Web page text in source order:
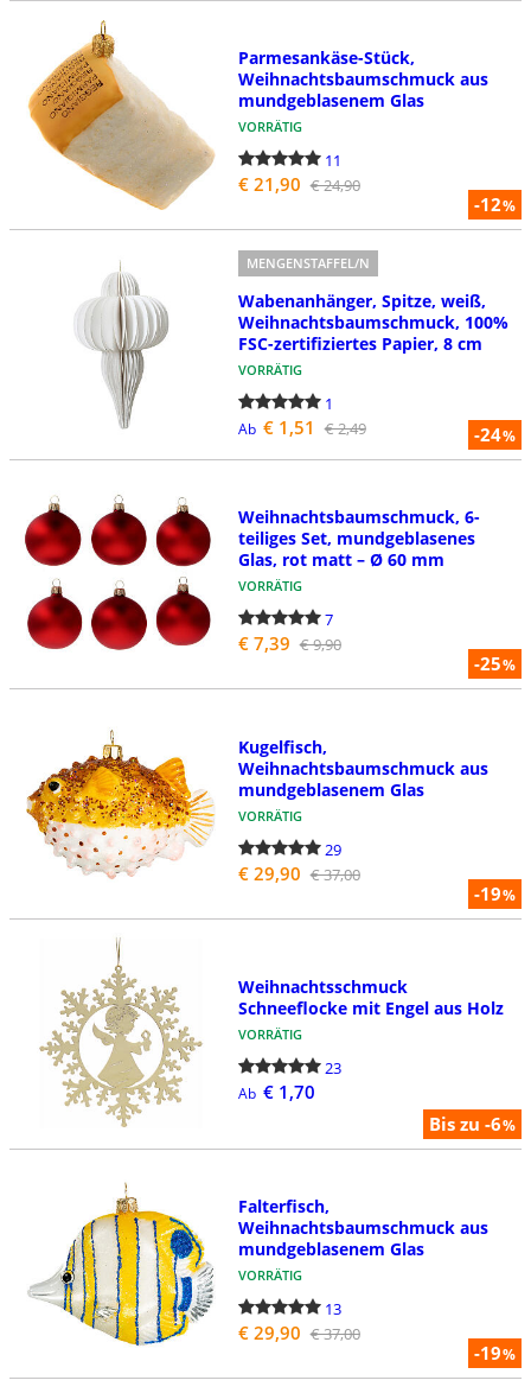
-12%
Parmesankäse-Stück,
Weihnachtsbaumschmuck aus
mundgeblasenem Glas
VORRÄTIG
11
€ 21,90 € 24,90
-24%
MENGENSTAFFEL/N
Wabenanhänger, Spitze, weiß,
Weihnachtsbaumschmuck, 100%
FSC-zertifiziertes Papier, 8 cm
VORRÄTIG
1
Ab € 1,51 € 2,49
-25%
Weihnachtsbaumschmuck, 6-
teiliges Set, mundgeblasenes
Glas, rot matt – Ø 60 mm
VORRÄTIG
7
€ 7,39 € 9,90
-19%
Kugelfisch,
Weihnachtsbaumschmuck aus
mundgeblasenem Glas
VORRÄTIG
29
€ 29,90 € 37,00
Bis zu -6%
Weihnachtsschmuck
Schneeflocke mit Engel aus Holz
VORRÄTIG
23
Ab € 1,70
-19%
Falterfisch,
Weihnachtsbaumschmuck aus
mundgeblasenem Glas
VORRÄTIG
13
€ 29,90 € 37,00